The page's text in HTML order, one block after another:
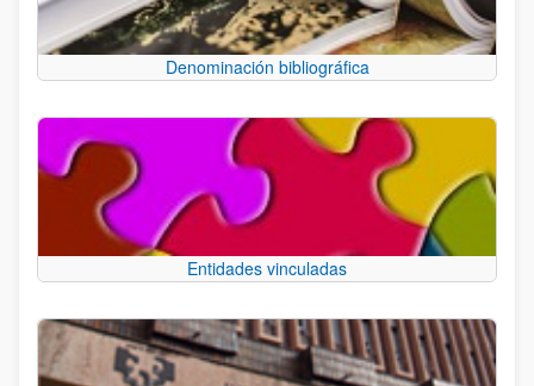
Denominación bibliográfica
Entidades vinculadas